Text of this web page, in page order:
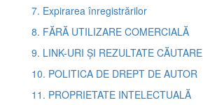
7. Expirarea înregistrărilor
8. FĂRĂ UTILIZARE COMERCIALĂ
9. LINK-URI ȘI REZULTATE CĂUTARE
10. POLITICA DE DREPT DE AUTOR
11. PROPRIETATE INTELECTUALĂ